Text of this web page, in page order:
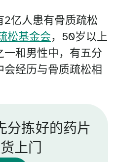
亿人患有骨质疏松
松基金会，50岁以上
和男性中，有五分
经历与骨质疏松相
分拣好的药片
上门